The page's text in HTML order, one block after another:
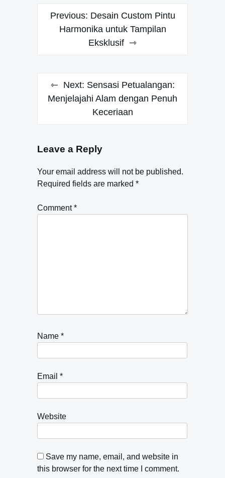
Post
navigation
Previous: Desain Custom Pintu
Harmonika untuk Tampilan
Eksklusif
Next: Sensasi Petualangan:
Menjelajahi Alam dengan Penuh
Keceriaan
Leave a Reply
Your email address will not be published.
Required fields are marked *
Comment*
Name *
Email *
Website
Save my name, email, and website in
this browser for the next time I comment.